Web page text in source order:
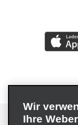
Wir
Ihre